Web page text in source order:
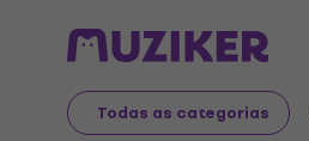
Todas as categorias
Instrumentos musicais